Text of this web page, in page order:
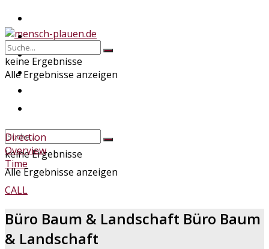
Mensch Plauen
Veranstaltungen
Branchenverzeichnis
keine Ergebnisse
Alle Ergebnisse anzeigen
keine Ergebnisse
Alle Ergebnisse anzeigen
Direction
Overview
Time
CALL
Büro Baum & Landschaft Büro Baum
& Landschaft